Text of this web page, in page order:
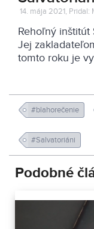
14. mája 2021, Pridal:
Rehoľný inštitút
Jej
tomto roku je
#blahorečenie
#Salvatoriáni
Podobné